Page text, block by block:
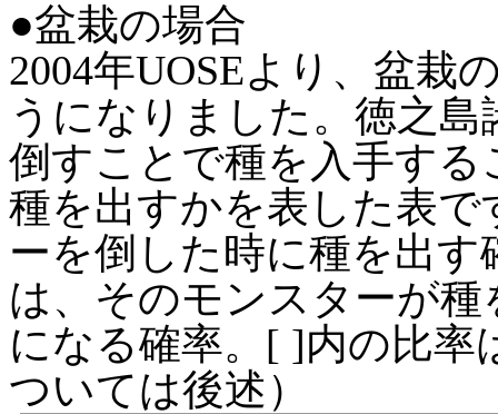
●盆栽の場合
2004年UOSEより、盆栽
うになりました。徳之
倒すことで種を入手す
種を出すかを表した表
ーを倒した時に種を出
は、そのモンスターが
になる確率。[ ]内の比率
ついては後述）